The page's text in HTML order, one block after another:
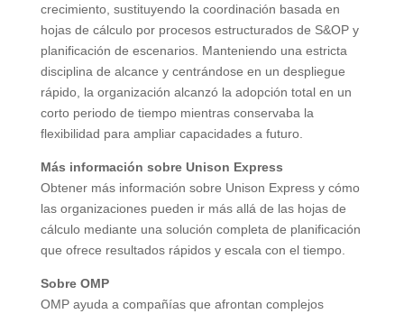
crecimiento, sustituyendo la coordinación basada en
hojas de cálculo por procesos estructurados de S&OP y
planificación de escenarios. Manteniendo una estricta
disciplina de alcance y centrándose en un despliegue
rápido, la organización alcanzó la adopción total en un
corto periodo de tiempo mientras conservaba la
flexibilidad para ampliar capacidades a futuro.
Más información sobre Unison Express
Obtener más información sobre Unison Express y cómo
las organizaciones pueden ir más allá de las hojas de
cálculo mediante una solución completa de planificación
que ofrece resultados rápidos y escala con el tiempo.
Sobre OMP
OMP ayuda a compañías que afrontan complejos